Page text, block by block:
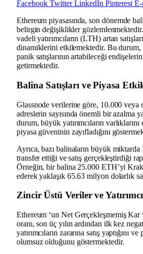
Facebook Twitter LinkedIn Pinterest E-
Ethereum piyasasında, son dönemde
belirgin değişiklikler gözlemlenmektedir.
vadeli yatırımcıların (LTH) artan
dinamiklerini etkilemektedir. Bu durum,
panik satışlarının artabileceği
getirmektedir.
Balina Satışları ve Piyasa
Glassnode verilerine göre, 10.000 veya
adreslerin sayısında önemli bir azalma
durum, büyük yatırımcıların varlıklarını
piyasa güveninin zayıfladığını
Ayrıca, bazı balinaların büyük
transfer ettiği ve satış gerçekleştirdiği
Örneğin, bir balina 25.000 ETH’yi
ederek yaklaşık 65.63 milyon dolarlık
Zincir Üstü Veriler ve
Ethereum ‘un Net Gerçekleşmemiş
oranı, son üç yılın ardından ilk kez
yatırımcıların zararına satış yaptığını ve
olumsuz olduğunu göstermektedir.